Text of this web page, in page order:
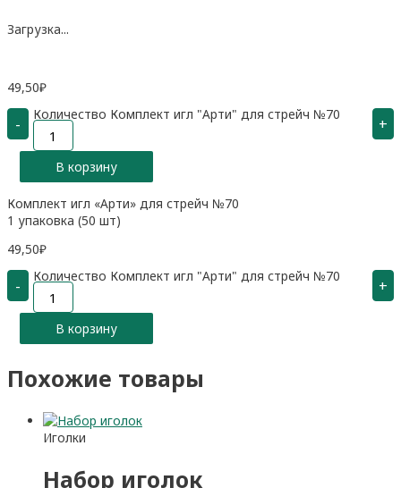
Загрузка...
49,50₽
- Количество Комплект игл "Арти" для стрейч №70 +
В корзину
Комплект игл «Арти» для стрейч №70
1 упаковка (50 шт)
49,50₽
- Количество Комплект игл "Арти" для стрейч №70 +
В корзину
Похожие товары
Иголки
Набор иголок